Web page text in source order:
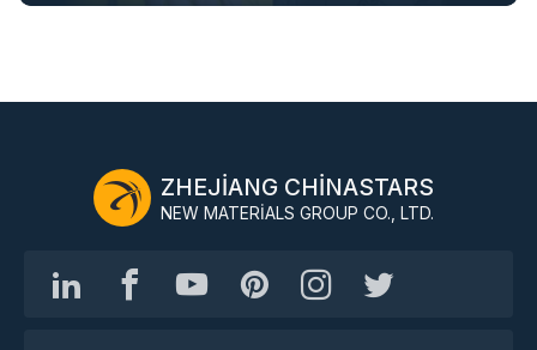
ZHEJIANG CHINASTARS
NEW MATERIALS GROUP CO., LTD.